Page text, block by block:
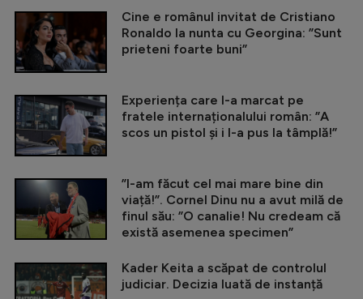
Cine e românul invitat de Cristiano
Ronaldo la nunta cu Georgina: ”Sunt
prieteni foarte buni”
Experiența care l-a marcat pe
fratele internaționalului român: ”A
scos un pistol și i l-a pus la tâmplă!”
”I-am făcut cel mai mare bine din
viață!”. Cornel Dinu nu a avut milă de
finul său: ”O canalie! Nu credeam că
există asemenea specimen”
Kader Keita a scăpat de controlul
judiciar. Decizia luată de instanță